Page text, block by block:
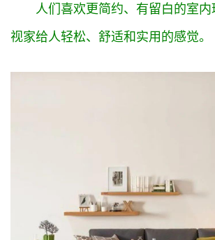
人们喜欢更简约、有留白的室内
视家给人轻松、舒适和实用的感觉。